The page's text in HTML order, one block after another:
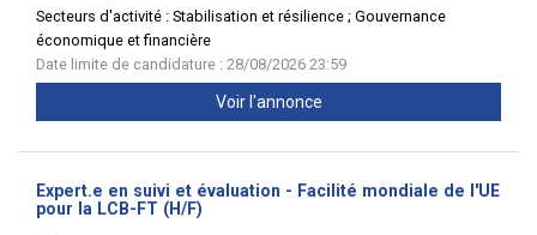
Secteurs d'activité : Stabilisation et résilience ; Gouvernance
économique et financière
Date limite de candidature : 28/08/2026 23:59
Voir l'annonce
Expert.e en suivi et évaluation - Facilité mondiale de l'UE
pour la LCB-FT (H/F)